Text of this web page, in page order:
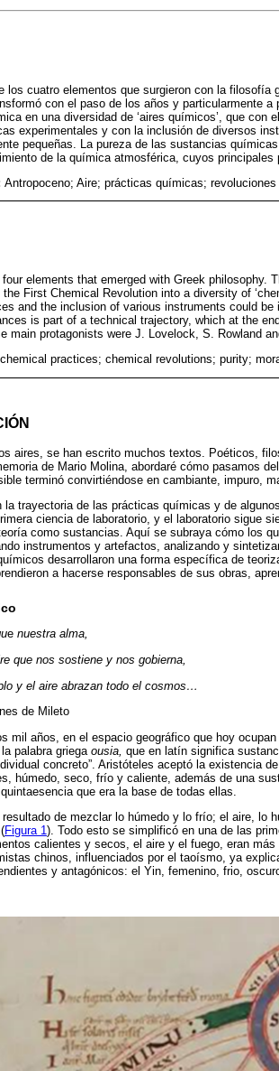
los cuatro elementos que surgieron con la filosofía
con el paso de los años y particularmente a
en una diversidad de ‘aires químicos’, que con
experimentales y con la inclusión de diversos
pequeñas. La pureza de las sustancias
de la química atmosférica, cuyos
Antropoceno; Aire; prácticas químicas;
elements that emerged with Greek philosophy.
First Chemical Revolution into a diversity of
and the inclusion of various instruments could
is part of a technical trajectory, which at the
main protagonists were J. Lovelock, S. Rowland
practices; chemical revolutions; purity;
aires, se han escrito muchos textos. Poéticos,
de Mario Molina, abordaré cómo pasamos
terminó convirtiéndose en cambiante, impuro,
la trayectoria de las prácticas químicas y de
ciencia de laboratorio, y el laboratorio sigue
como sustancias. Aquí se subraya cómo los
instrumentos y artefactos, analizando y
desarrollaron una forma específica de
a hacerse responsables de sus obras,
e nuestra alma,
que nos sostiene y nos gobierna,
y el aire abrazan todo el cosmos…
de Mileto
mil años, en el espacio geográfico que hoy
palabra griega ousia, que en latín significa
concreto”. Aristóteles aceptó la existencia
húmedo, seco, frío y caliente, además de una
que era la base de todas ellas.
de mezclar lo húmedo y lo frío; el aire, lo
Figura 1 ). Todo esto se simplificó en una de las
calientes y secos, el aire y el fuego, eran
chinos, influenciados por el taoísmo, ya
y antagónicos: el Yin, femenino, frio,